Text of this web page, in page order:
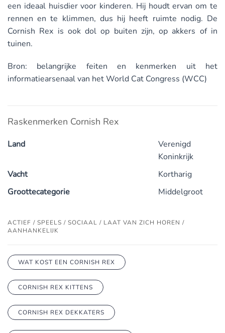
een ideaal huisdier voor kinderen. Hij houdt ervan om te
rennen en te klimmen, dus hij heeft ruimte nodig. De
Cornish Rex is ook dol op buiten zijn, op akkers of in
tuinen.
Bron: belangrijke feiten en kenmerken uit het
informatiearsenaal van het World Cat Congress (WCC)
Raskenmerken Cornish Rex
Land
Verenigd
Koninkrijk
Vacht
Kortharig
Groottecategorie
Middelgroot
ACTIEF / SPEELS / SOCIAAL / LAAT VAN ZICH HOREN /
AANHANKELIJK
WAT KOST EEN CORNISH REX
CORNISH REX KITTENS
CORNISH REX DEKKATERS